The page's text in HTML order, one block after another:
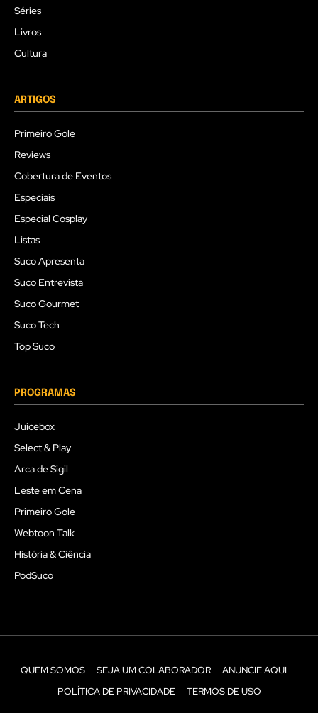
Séries
Livros
Cultura
ARTIGOS
Primeiro Gole
Reviews
Cobertura de Eventos
Especiais
Especial Cosplay
Listas
Suco Apresenta
Suco Entrevista
Suco Gourmet
Suco Tech
Top Suco
PROGRAMAS
Juicebox
Select & Play
Arca de Sigil
Leste em Cena
Primeiro Gole
Webtoon Talk
História & Ciência
PodSuco
QUEM SOMOS SEJA UM COLABORADOR
ANUNCIE AQUI
POLÍTICA DE PRIVACIDADE
TERMOS DE USO